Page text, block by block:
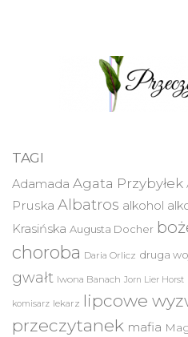
TAGI
Adamada Agata Przybyłek
Pruska Albatros alkohol
Krasińska Augusta Docher
choroba Daria Orlicz druga
gwałt Iwona Banach Jorn Lier Horst
komisarz lekarz lipcowe
przeczytanek mafia